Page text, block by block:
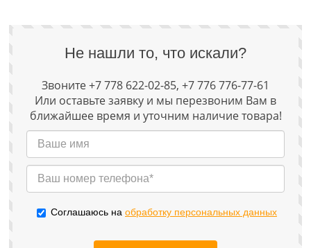
Не нашли то, что искали?
Звоните +7 778 622-02-85, +7 776 776-77-61
Или оставьте заявку и мы перезвоним Вам в
ближайшее время и уточним наличие товара!
Соглашаюсь на обработку персональных данных